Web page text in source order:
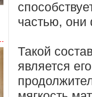
частью, они
Такой
является